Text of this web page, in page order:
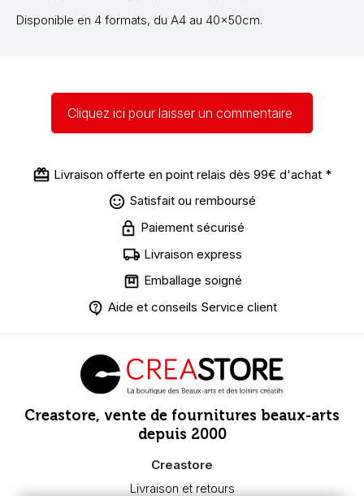
Disponible en 4 formats, du A4 au 40x50cm.
Cliquez ici pour laisser un commentaire
Livraison offerte en point relais dès 99€ d'achat *
Satisfait ou remboursé
Paiement sécurisé
Livraison express
Emballage soigné
Aide et conseils Service client
Creastore, vente de fournitures beaux-arts
depuis 2000
Creastore
Livraison et retours